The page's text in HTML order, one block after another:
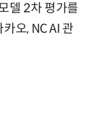
델 2차 평가를
오, NC AI 관